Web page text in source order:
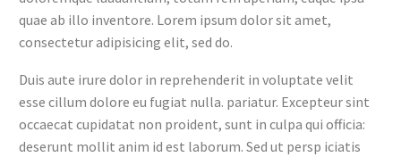
quae ab illo inventore. Lorem ipsum dolor sit amet,
consectetur adipisicing elit, sed do.
Duis aute irure dolor in reprehenderit in voluptate velit
esse cillum dolore eu fugiat nulla. pariatur. Excepteur sint
occaecat cupidatat non proident, sunt in culpa qui officia:
deserunt mollit anim id est laborum. Sed ut persp iciatis